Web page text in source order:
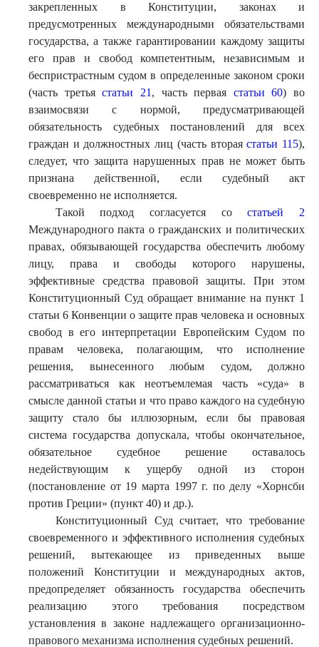
закрепленных в Конституции, законах и
предусмотренных международными обязательствами
государства, а также гарантировании каждому защиты
его прав и свобод компетентным, независимым и
беспристрастным судом в определенные законом сроки
(часть третьястатьи 21 , часть первая статьи 60) во
взаимосвязи с нормой, предусматривающей
обязательность судебных постановлений для всех
граждан и должностных лиц (часть втораястатьи 115),
следует, что защита нарушенных прав не может быть
признана действенной, если судебный акт
своевременно не исполняется.
Такой подход согласуется состатьей 2
Международного пакта о гражданских и политических
правах, обязывающей государства обеспечить любому
лицу, права и свободы которого нарушены,
эффективные средства правовой защиты. При этом
Конституционный Суд обращает внимание на пункт 1
статьи 6 Конвенции о защите прав человека и основных
свобод в его интерпретации Европейским Судом по
правам человека, полагающим, что исполнение
решения, вынесенного любым судом, должно
рассматриваться как неотъемлемая часть «суда» в
смысле данной статьи и что право каждого на судебную
защиту стало бы иллюзорным, если бы правовая
система государства допускала, чтобы окончательное,
обязательное судебное решение оставалось
недействующим к ущербу одной из сторон
(постановление от 19 марта 1997 г. по делу «Хорнсби
против Греции» (пункт 40) и др.).
Конституционный Суд считает, что требование
своевременного и эффективного исполнения судебных
решений, вытекающее из приведенных выше
положений Конституции и международных актов,
предопределяет обязанность государства обеспечить
реализацию этого требования посредством
установления в законе надлежащего организационно-
правового механизма исполнения судебных решений.